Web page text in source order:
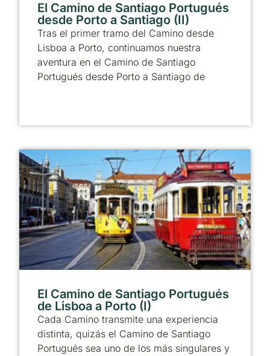
El Camino de Santiago Portugués
desde Porto a Santiago (II)
Tras el primer tramo del Camino desde
Lisboa a Porto, continuamos nuestra
aventura en el Camino de Santiago
Portugués desde Porto a Santiago de
El Camino de Santiago Portugués
de Lisboa a Porto (I)
Cada Camino transmite una experiencia
distinta, quizás el Camino de Santiago
Portugués sea uno de los más singulares y